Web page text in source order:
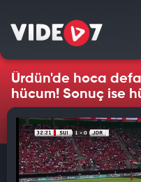
Ürdün'de hoca
hücum! Sonuç ise